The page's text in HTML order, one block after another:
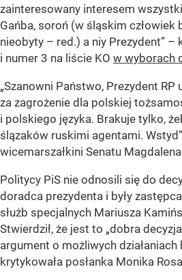
zainteresowany interesem
Gańba, soroń (w śląskim człowiek
nieobyty – red.) a niy Prezydent” –
i numer 3 na liście KO w wyborach
„Szanowni Państwo, Prezydent RP
za zagrożenie dla polskiej
i polskiego języka. Brakuje tylko,
ślązaków ruskimi agentami.
wicemarszałkini Senatu
Politycy PiS nie odnosili się do
doradca prezydenta i były
służb specjalnych Mariusza
Stwierdził, że jest to „dobra
argument o możliwych
krytykowała posłanka Monika